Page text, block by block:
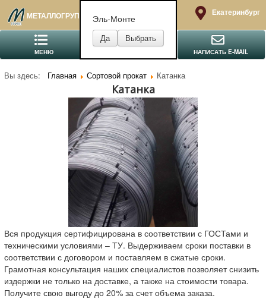
МЕТАЛЛОГРУПП Екатеринбург
МЕНЮ НАПИСАТЬ E-MAIL
Вы здесь: Главная Сортовой прокат Катанка
Катанка
Вся продукция сертифицирована в соответствии с ГОСТами и
техническими условиями – ТУ. Выдерживаем сроки поставки в
соответствии с договором и поставляем в сжатые сроки.
Грамотная консультация наших специалистов позволяет снизить
издержки не только на доставке, а также на стоимости товара.
Получите свою выгоду до 20% за счет объема заказа.
Эль-Монте